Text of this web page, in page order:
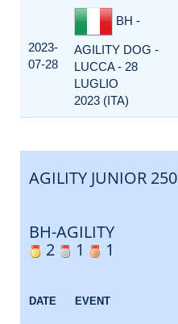
2023-
07-28
BH -
AGILITY DOG -
LUCCA - 28
LUGLIO
2023 (ITA)
AGILITY JUNIOR 250
BH-AGILITY
2
1 1
DATE EVENT